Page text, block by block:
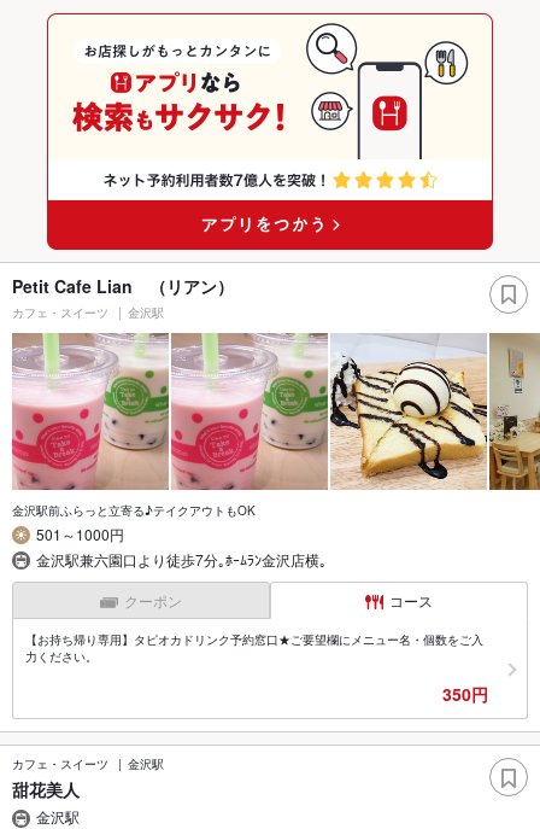
Petit Cafe Lian （リアン）
カフェ・スイーツ 金沢駅
金沢駅前ふらっと立寄る♪テイクアウトもOK
501～1000円
金沢駅兼六園口より徒歩7分｡ﾎｰﾑﾗﾝ金沢店横｡
クーポン コース
【お持ち帰り専用】タピオカドリンク予約窓口★ご要望欄にメニュー名・個数をご入
力ください。
350円
カフェ・スイーツ 金沢駅
甜花美人
金沢駅